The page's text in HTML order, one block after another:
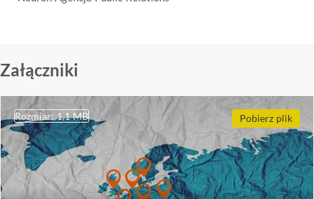
Załączniki
Rozmiar: 1,1 MB Pobierz plik